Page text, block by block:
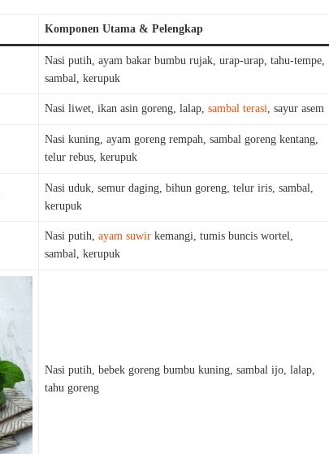
Komponen Utama & Pelengkap
Nasi putih, ayam bakar bumbu rujak, urap-urap, tahu-tempe,
sambal, kerupuk
Nasi liwet, ikan asin goreng, lalap, sambal terasi , sayur asem
Nasi kuning, ayam goreng rempah, sambal goreng kentang,
telur rebus, kerupuk
Nasi uduk, semur daging, bihun goreng, telur iris, sambal,
kerupuk
Nasi putih, ayam suwir kemangi, tumis buncis wortel,
sambal, kerupuk
Nasi putih, bebek goreng bumbu kuning, sambal ijo, lalap,
tahu goreng